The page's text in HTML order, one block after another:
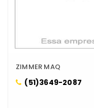
ZIMMER MAQ
(51)3649-2087